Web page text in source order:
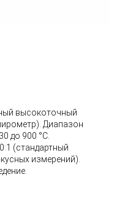
высокоточный
Диапазон
до 900 °C.
(cтандартный
измерений).